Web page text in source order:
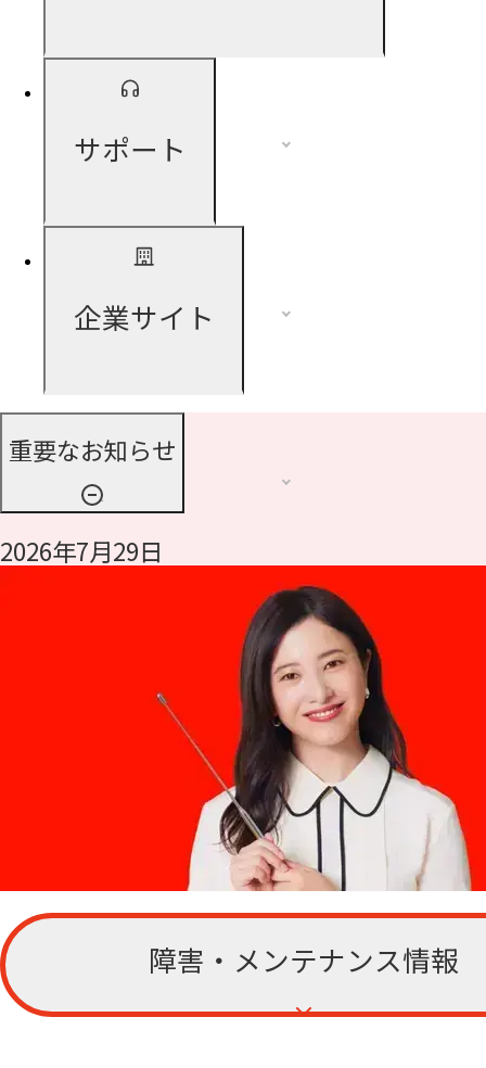
サポート
企業サイト
重要なお知らせ
2026年7月29日
令和8年熊本地震に伴う支援について
お客さまサポー
障害・メンテナンス情報